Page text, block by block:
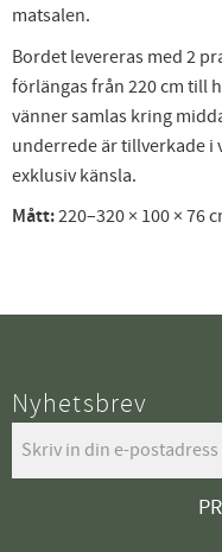
matsalen.
Bordet levereras med 2
förlängas från 220 cm till
vänner samlas kring
underrede är tillverkade i
exklusiv känsla.
Mått:220–320 × 100 × 76
Nyhetsbrev